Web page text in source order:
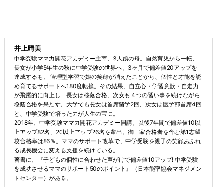
井上晴美
中学受験ママ力開花アカデミー主宰。3人娘の母。自然育児から一転、
長女が小学5年生の秋に中学受験の世界へ。3ヶ月で偏差値20アップを
達成するも、 管理型学習で娘の笑顔が消えたことから、個性と才能を認
め育てるサポートへ180度転換。その結果、自立心・学習意欲・自走力
が飛躍的に向上し、長女は桜蔭合格、次女も４つの習い事を続けながら
桜蔭合格を果たす。大学でも長女は首席留学2回、次女は医学部首席4回
と、中学受験で培った力が人生の宝に。
2018年、中学受験ママ力開花アカデミー開講。以後7年間で偏差値10以
上アップ82名、20以上アップ26名を輩出。御三家合格者を含む第1志望
校合格率は86％。ママのサポート改革で、中学受験を親子の笑顔あふれ
る成長機会に変える支援を続けている。
著書に、『子どもの個性に合わせた声がけで偏差値10アップ! 中学受験
を成功させるママのサポート50のポイント』（日本能率協会マネジメン
トセンター）がある。